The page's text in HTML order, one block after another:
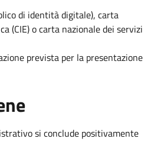
di identità digitale), carta
(CIE) o carta nazionale dei servizi
prevista per la presentazione
si conclude positivamente